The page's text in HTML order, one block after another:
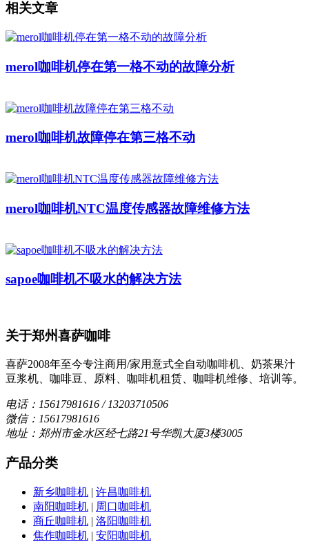
相关文章
merol咖啡机停在第一格不动的故障分析
merol咖啡机故障停在第三格不动
merol咖啡机NTC温度传感器故障维修方法
sapoe咖啡机不吸水的解决方法
关于郑州喜萨咖啡
喜萨2008年至今专注商用/家用意式全自动咖啡机、奶茶果汁
豆浆机、咖啡豆、原料、咖啡机租赁、咖啡机维修、培训等。
电话：15617981616 / 13203710506
微信：15617981616
地址：郑州市金水区经七路21号华凯大厦3楼3005
产品分类
新乡咖啡机 | 许昌咖啡机
南阳咖啡机 | 周口咖啡机
商丘咖啡机 | 洛阳咖啡机
焦作咖啡机 | 安阳咖啡机